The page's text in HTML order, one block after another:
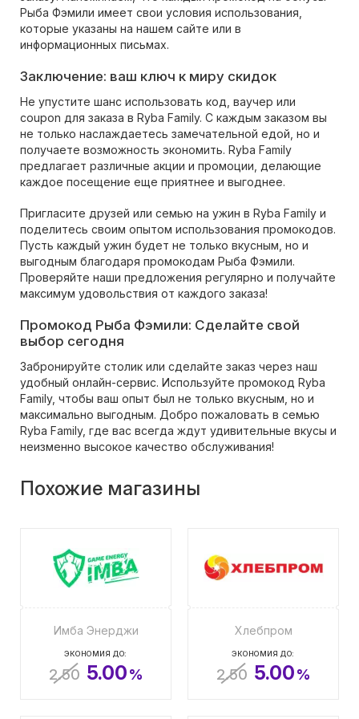
Рыба Фэмили имеет свои условия использования,
которые указаны на нашем сайте или в
информационных письмах.
Заключение: ваш ключ к миру скидок
Не упустите шанс использовать код, ваучер или
coupon для заказа в Ryba Family. С каждым заказом вы
не только наслаждаетесь замечательной едой, но и
получаете возможность экономить. Ryba Family
предлагает различные акции и промоции, делающие
каждое посещение еще приятнее и выгоднее.
Пригласите друзей или семью на ужин в Ryba Family и
поделитесь своим опытом использования промокодов.
Пусть каждый ужин будет не только вкусным, но и
выгодным благодаря промокодам Рыба Фэмили.
Проверяйте наши предложения регулярно и получайте
максимум удовольствия от каждого заказа!
Промокод Рыба Фэмили: Сделайте свой
выбор сегодня
Забронируйте столик или сделайте заказ через наш
удобный онлайн-сервис. Используйте промокод Ryba
Family, чтобы ваш опыт был не только вкусным, но и
максимально выгодным. Добро пожаловать в семью
Ryba Family, где вас всегда ждут удивительные вкусы и
неизменно высокое качество обслуживания!
Похожие магазины
Имба Энерджи
ЭКОНОМИЯ ДО:
2.50 5.00%
Хлебпром
ЭКОНОМИЯ ДО:
2.50 5.00%